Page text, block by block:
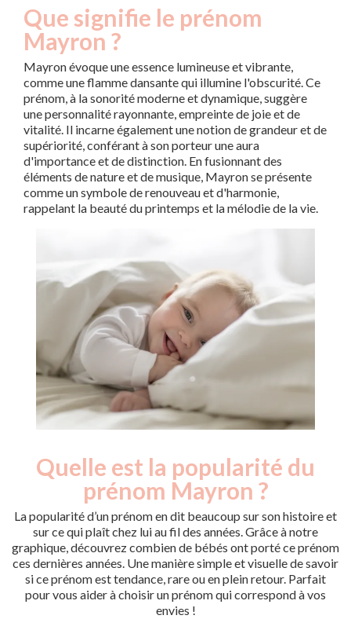
Que signifie le prénom
Mayron ?
Mayron évoque une essence lumineuse et vibrante,
comme une flamme dansante qui illumine l'obscurité. Ce
prénom, à la sonorité moderne et dynamique, suggère
une personnalité rayonnante, empreinte de joie et de
vitalité. Il incarne également une notion de grandeur et de
supériorité, conférant à son porteur une aura
d'importance et de distinction. En fusionnant des
éléments de nature et de musique, Mayron se présente
comme un symbole de renouveau et d'harmonie,
rappelant la beauté du printemps et la mélodie de la vie.
Quelle est la popularité du
prénom Mayron ?
La popularité d’un prénom en dit beaucoup sur son histoire et
sur ce qui plaît chez lui au fil des années. Grâce à notre
graphique, découvrez combien de bébés ont porté ce prénom
ces dernières années. Une manière simple et visuelle de savoir
si ce prénom est tendance, rare ou en plein retour. Parfait
pour vous aider à choisir un prénom qui correspond à vos
envies !
Année
Nouveaux-
nés
2010
135
2011
165
2012
245
2013
245
2014
225
2015
255